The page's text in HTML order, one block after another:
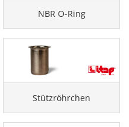
NBR O-Ring
Stützröhrchen